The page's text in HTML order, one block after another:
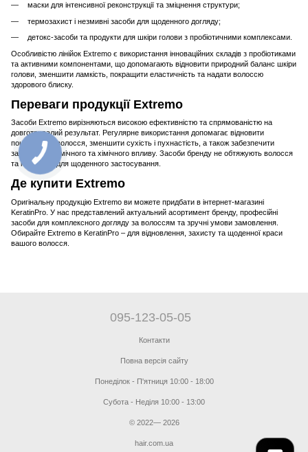
маски для інтенсивної реконструкції та зміцнення структури;
термозахист і незмивні засоби для щоденного догляду;
детокс-засоби та продукти для шкіри голови з пробіотичними комплексами.
Особливістю лінійок Extremo є використання інноваційних складів з пробіотиками
та активними компонентами, що допомагають відновити природний баланс шкіри
голови, зменшити ламкість, покращити еластичність та надати волоссю
здорового блиску.
Переваги продукції Extremo
Засоби Extremo вирізняються високою ефективністю та спрямованістю на
довготривалий результат. Регулярне використання допомагає відновити
пошкоджене волосся, зменшити сухість і пухнастість, а також забезпечити
захист від термічного та хімічного впливу. Засоби бренду не обтяжують волосся
та підходять для щоденного застосування.
Де купити Extremo
Оригінальну продукцію Extremo ви можете придбати в інтернет-магазині
KeratinPro. У нас представлений актуальний асортимент бренду, професійні
засоби для комплексного догляду за волоссям та зручні умови замовлення.
Обирайте Extremo в KeratinPro – для відновлення, захисту та щоденної краси
вашого волосся.
095-123-05-05
Контакти
Повна версія сайту
Понеділок - П'ятниця 10:00 - 18:00
Субота - Неділя 10:00 - 13:00
© 2022— 2026
hair.com.ua